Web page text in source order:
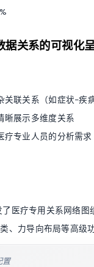
据关系的可视化
关联关系（如症状-疾
晰展示多维度关系
疗专业人员的分析需求
医疗专用关系网络图
、力导向布局等高级
置